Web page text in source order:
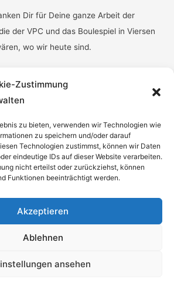
Zustimmung
zu bieten, verwenden wir Technologien wie
zu speichern und/oder darauf
Technologien zustimmst, können wir Daten
eindeutige IDs auf dieser Website verarbeiten.
nicht erteilst oder zurückziehst, können
Funktionen beeinträchtigt werden.
Akzeptieren
Ablehnen
ansehen
Dir für Deine ganze Arbeit der
der VPC und das Boulespiel in Viersen
wo wir heute sind.
?